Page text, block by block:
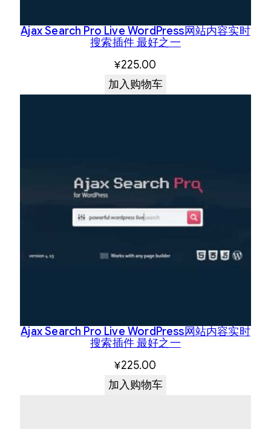
Ajax Search Pro Live WordPress网站内容实时
搜索插件 最好之一
¥225.00
加入购物车
Ajax Search Pro Live WordPress网站内容实时
搜索插件 最好之一
¥225.00
加入购物车